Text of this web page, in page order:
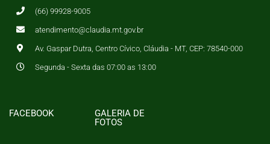
(66) 99928-9005
atendimento@claudia.mt.gov.br
Av. Gaspar Dutra, Centro Cívico, Cláudia - MT, CEP: 78540-000
Segunda - Sexta das 07:00 as 13:00
FACEBOOK
GALERIA DE
FOTOS